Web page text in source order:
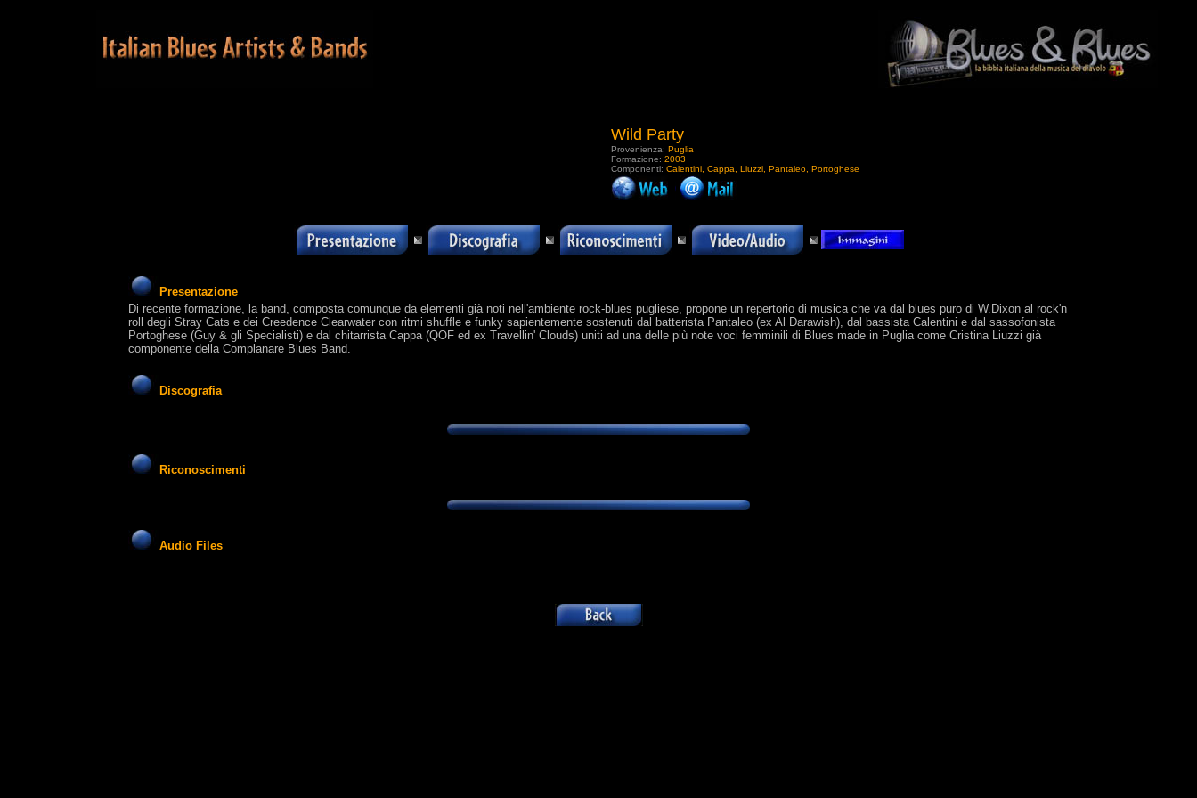
Wild Party
Provenienza: Puglia
Formazione: 2003
Componenti: Calentini, Cappa, Liuzzi, Pantaleo, Portoghese
Presentazione
Di recente formazione, la band, composta comunque da elementi già noti nell'ambiente rock-blues pugliese, propone un repertorio di musica che va dal blues puro di W.Dixon al rock'n
roll degli Stray Cats e dei Creedence Clearwater con ritmi shuffle e funky sapientemente sostenuti dal batterista Pantaleo (ex Al Darawish), dal bassista Calentini e dal sassofonista
Portoghese (Guy & gli Specialisti) e dal chitarrista Cappa (QOF ed ex Travellin' Clouds) uniti ad una delle più note voci femminili di Blues made in Puglia come Cristina Liuzzi già
componente della Complanare Blues Band.
Discografia
Riconoscimenti
Audio Files